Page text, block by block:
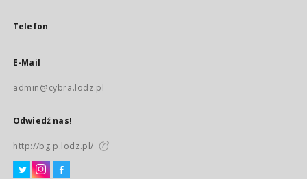
Telefon
E-Mail
admin@cybra.lodz.pl
Odwiedź nas!
http://bg.p.lodz.pl/